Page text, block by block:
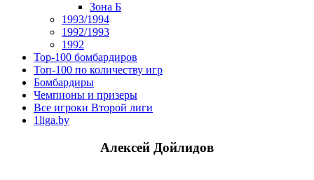
Зона Б
1993/1994
1992/1993
1992
Top-100 бомбардиров
Топ-100 по количеству игр
Бомбардиры
Чемпионы и призеры
Все игроки Второй лиги
1liga.by
Алексей Дойлидов